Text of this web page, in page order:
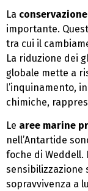
La conservazione
importante.
tra cui il
La riduzione dei
globale mette a
l’inquinamento,
chimiche,
Le aree marine
nell’Antartide
foche di Weddell.
sensibilizzazione
sopravvivenza a